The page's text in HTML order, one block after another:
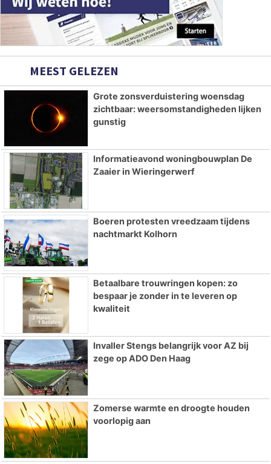
MEEST GELEZEN
Grote zonsverduistering woensdag
zichtbaar: weersomstandigheden lijken
gunstig
Informatieavond woningbouwplan De
Zaaier in Wieringerwerf
Boeren protesten vreedzaam tijdens
nachtmarkt Kolhorn
Betaalbare trouwringen kopen: zo
bespaar je zonder in te leveren op
kwaliteit
Invaller Stengs belangrijk voor AZ bij
zege op ADO Den Haag
Zomerse warmte en droogte houden
voorlopig aan